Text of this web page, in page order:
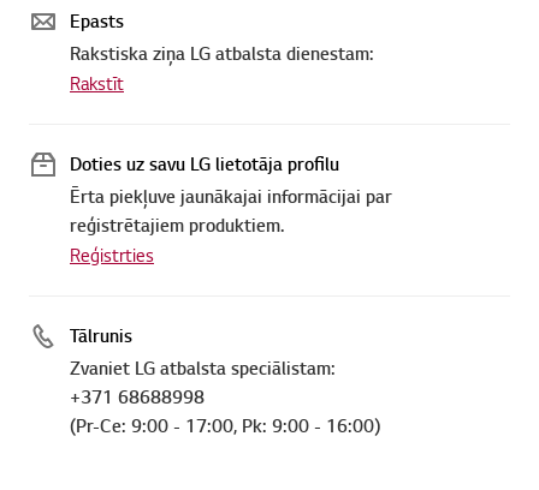
Epasts
Rakstiska ziņa LG atbalsta dienestam:
Rakstīt
Doties uz savu LG lietotāja profilu
Ērta piekļuve jaunākajai informācijai par
reģistrētajiem produktiem.
Reģistrties
Tālrunis
Zvaniet LG atbalsta speciālistam:
+371 68688998
(Pr-Ce: 9:00 - 17:00, Pk: 9:00 - 16:00)